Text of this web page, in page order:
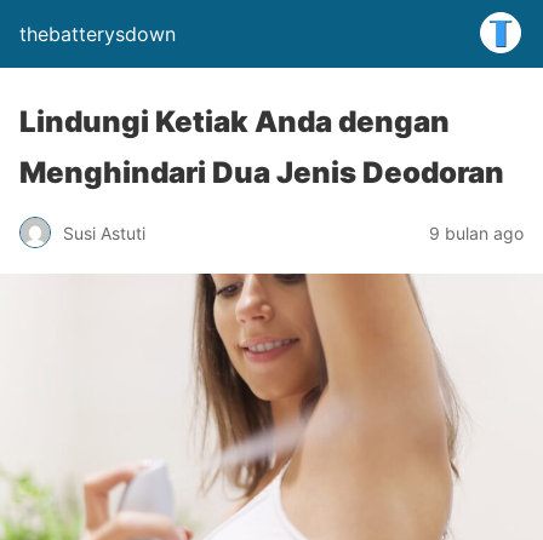
thebatterysdown
Lindungi Ketiak Anda dengan
Menghindari Dua Jenis Deodoran
Susi Astuti 9 bulan ago